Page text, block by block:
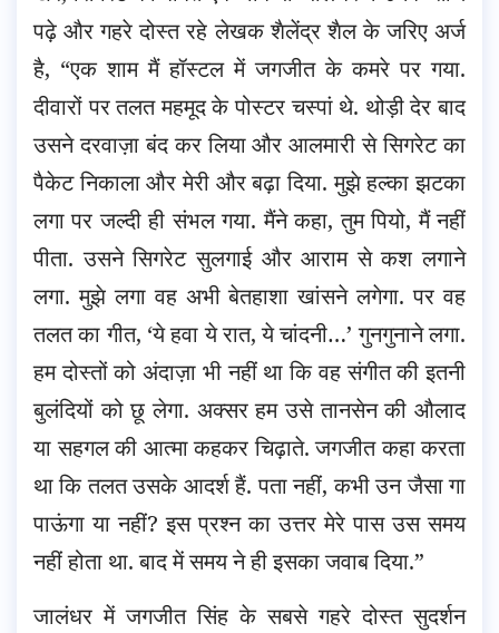
पढ़े और गहरे दोस्त रहे लेखक शैलेंद्र शैल के जरिए अर्ज
है, “एक शाम मैं हॉस्टल में जगजीत के कमरे पर गया.
दीवारों पर तलत महमूद के पोस्टर चस्पां थे. थोड़ी देर बाद
उसने दरवाज़ा बंद कर लिया और आलमारी से सिगरेट का
पैकेट निकाला और मेरी और बढ़ा दिया. मुझे हल्का झटका
लगा पर जल्दी ही संभल गया. मैंने कहा, तुम पियो, मैं नहीं
पीता. उसने सिगरेट सुलगाई और आराम से कश लगाने
लगा. मुझे लगा वह अभी बेतहाशा खांसने लगेगा. पर वह
तलत का गीत, ‘ये हवा ये रात, ये चांदनी…’ गुनगुनाने लगा.
हम दोस्तों को अंदाज़ा भी नहीं था कि वह संगीत की इतनी
बुलंदियों को छू लेगा. अक्सर हम उसे तानसेन की औलाद
या सहगल की आत्मा कहकर चिढ़ाते. जगजीत कहा करता
था कि तलत उसके आदर्श हैं. पता नहीं, कभी उन जैसा गा
पाऊंगा या नहीं? इस प्रश्न का उत्तर मेरे पास उस समय
नहीं होता था. बाद में समय ने ही इसका जवाब दिया.”
जालंधर में जगजीत सिंह के सबसे गहरे दोस्त सुदर्शन